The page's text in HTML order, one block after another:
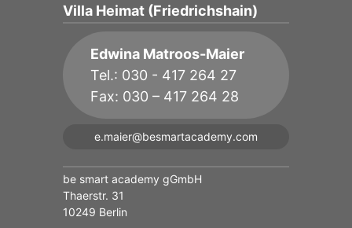
Villa Heimat (Friedrichshain)
Edwina Matroos-Maier
Tel.: 030 - 417 264 27
Fax: 030 – 417 264 28
e.maier@besmartacademy.com
be smart academy gGmbH
Thaerstr. 31
10249 Berlin